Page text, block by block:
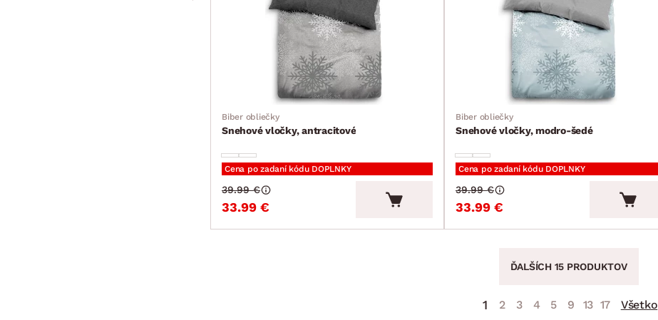
Biber obliečky
Snehové vločky, antracitové
Cena po zadaní kódu DOPLNKY
33.99 €
39.99 €
Biber obliečky
Snehové vločky, modro-šedé
Cena po zadaní kódu DOPLNKY
33.99 €
39.99 €
ĎALŠÍCH 15 PRODUKTOV
1 2 3 4 5 9 13 17 Všetko